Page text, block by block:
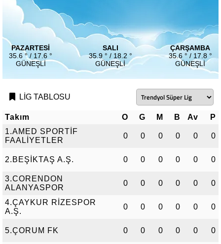
PAZARTESI
35.6 ° / 17.6 °
GÜNEŞLI
SALI
35.9 ° / 18.2 °
GÜNEŞLI
ÇARŞAMBA
35.6 ° / 17.8 °
GÜNEŞLI
LİG TABLOSU
Takım O G M B Av
P
1.AMED SPORTİF
FAALİYETLER
0 0 0 0 0 0
2.BEŞİKTAŞ A.Ş. 0 0 0 0 0 0
3.CORENDON
ALANYASPOR
0 0 0 0 0 0
4.ÇAYKUR RİZESPOR
A.Ş.
0 0 0 0 0 0
5.ÇORUM FK 0 0 0 0 0 0